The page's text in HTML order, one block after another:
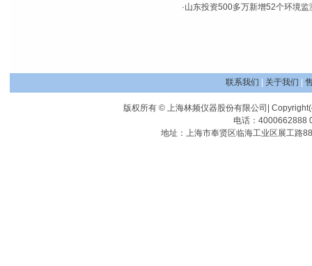
·山东投资500多万新增52个环境监
联系我们 关于我们
版权所有 © 上海林频仪器股份有限公司|
电话：4000662888
地址：上海市奉贤区临海工业区展工路